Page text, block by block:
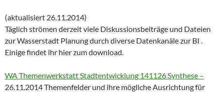
(aktualisiert 26.11.2014)
Täglich strömen derzeit viele Diskussionsbeiträge und Dateien
zur Wasserstadt Planung durch diverse Datenkanäle zur BI .
Einige findet ihr hier zum download.
WA Themenwerkstatt Stadtentwicklung 141126 Synthese –
26.11.2014 Themenfelder und ihre mögliche Ausrichtung für